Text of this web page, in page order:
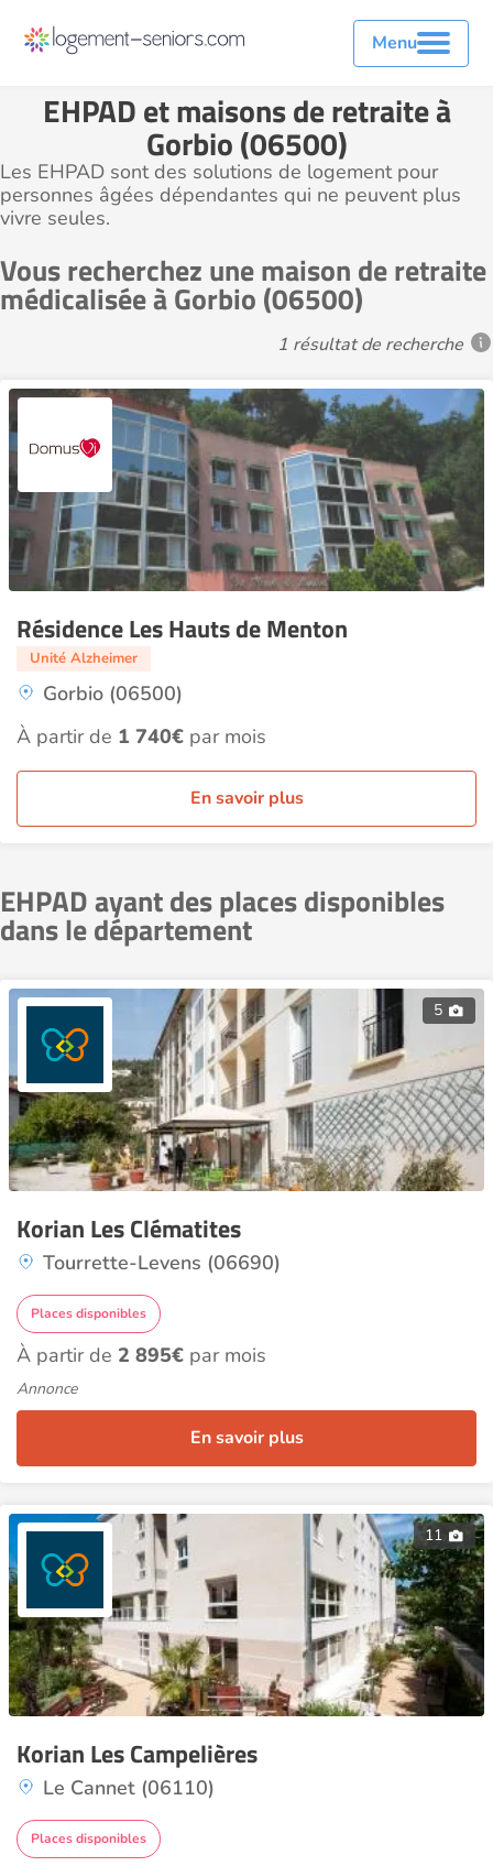
Menu
EHPAD et maisons de retraite à
Gorbio (06500)
Les EHPAD sont des solutions de logement pour
personnes âgées dépendantes qui ne peuvent plus
vivre seules.
Vous recherchez une maison de retraite
médicalisée à Gorbio (06500)
1 résultat de recherche
Résidence Les Hauts de Menton
Unité Alzheimer
Gorbio (06500)
À partir de 1 740€ par mois
En savoir plus
EHPAD ayant des places disponibles
dans le département
5
Korian Les Clématites
Tourrette-Levens (06690)
Places disponibles
À partir de 2 895€ par mois
Annonce
En savoir plus
11
Korian Les Campelières
Le Cannet (06110)
Places disponibles